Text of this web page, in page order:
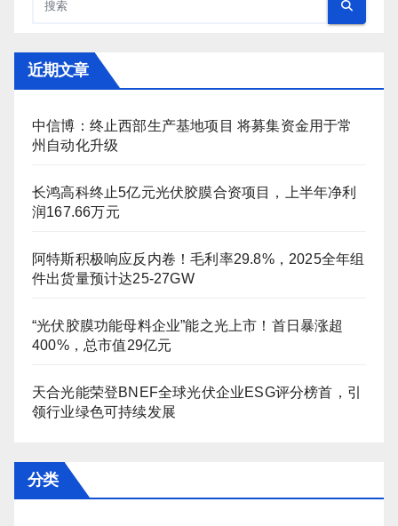
近期文章
中信博：终止西部生产基地项目 将募集资金用于常
州自动化升级
长鸿高科终止5亿元光伏胶膜合资项目，上半年净利
润167.66万元
阿特斯积极响应反内卷！毛利率29.8%，2025全年组
件出货量预计达25-27GW
“光伏胶膜功能母料企业”能之光上市！首日暴涨超
400%，总市值29亿元
天合光能荣登BNEF全球光伏企业ESG评分榜首，引
领行业绿色可持续发展
分类